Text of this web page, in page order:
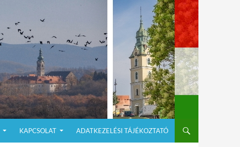
KAPCSOLAT ADATKEZELÉSI TÁJÉKOZTATÓ